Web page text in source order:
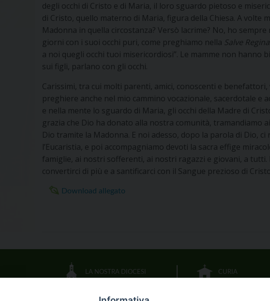
degli occhi di Cristo e di Maria, il loro sguardo pietoso e
di Cristo, quello materno di Maria, figura della Chiesa. A volte
Madonna in quella circostanza? Versò lacrime? No, ho
giorni con i suoi occhi puri, come preghiamo nella Salve Regina
a noi quegli occhi tuoi misericordiosi”. Le mamme non hanno
sui figli, parlano con gli occhi.
Carissimi, tra cui molti parenti, amici, conoscenti e
preghiere anche nel mio cammino vocazionale, sacerdotale e
e nella mente lo sguardo di Maria, gli occhi della Madre di
grazia che Dio ha donato alla nostra comunità, tramandiamo
Dio tramite la Madonna. E noi adesso, dopo la parola di Dio,
l’Eucaristia, e poi accompagniamo devoti la sacra effige
famiglie, ai nostri sofferenti, ai nostri ragazzi e giovani, a tutti.
convertirci di più e a santificarci con il Sangue prezioso di
Download allegato
LA NOSTRA DIOCESI CURIA